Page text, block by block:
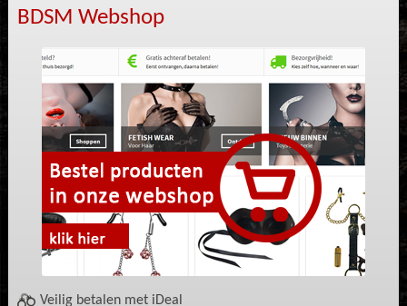
BDSM Webshop
Veilig betalen met iDeal